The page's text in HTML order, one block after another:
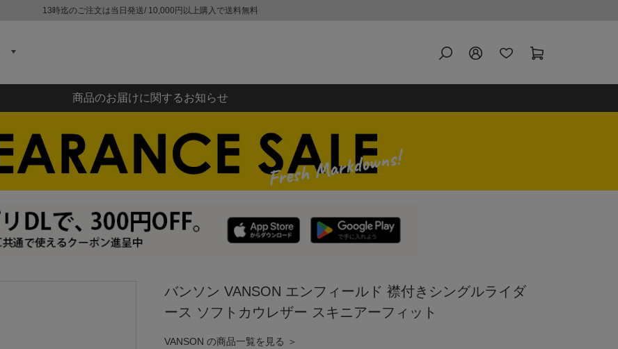
13時迄のご注文は当日発送/ 10,000円以上購入で送料無料
商品のお届けに関するお知らせ
バンソン VANSON エンフィールド 襟付きシングルライダ
ース ソフトカウレザー スキニアーフィット
VANSON の商品一覧を見る ＞